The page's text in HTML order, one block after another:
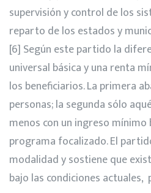
supervisión y control de los
reparto de los estados y
[6] Según este partido la
universal básica y una renta
los beneficiarios. La primera
personas; la segunda sólo
menos con un ingreso mínimo
programa focalizado. El
modalidad y sostiene que
bajo las condiciones